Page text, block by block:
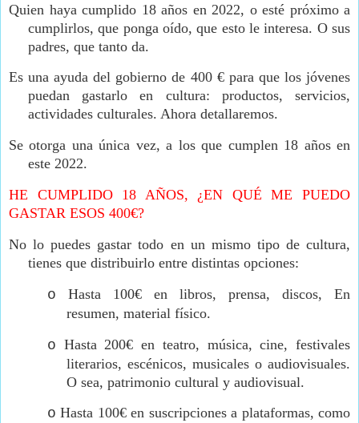
Quien haya cumplido 18 años en 2022, o esté próximo a
cumplirlos, que ponga oído, que esto le interesa. O sus
padres, que tanto da.
Es una ayuda del gobierno de 400 € para que los jóvenes
puedan gastarlo en cultura: productos, servicios,
actividades culturales. Ahora detallaremos.
Se otorga una única vez, a los que cumplen 18 años en
este 2022.
HE CUMPLIDO 18 AÑOS, ¿EN QUÉ ME PUEDO
GASTAR ESOS 400€?
No lo puedes gastar todo en un mismo tipo de cultura,
tienes que distribuirlo entre distintas opciones:
o
Hasta 100€ en libros, prensa, discos, En
resumen, material físico.
o Hasta 200€ en teatro, música, cine, festivales
literarios, escénicos, musicales o audiovisuales.
O sea, patrimonio cultural y audiovisual.
o Hasta 100€ en suscripciones a plataformas, como